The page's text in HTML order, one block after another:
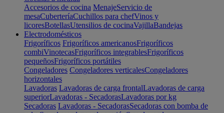
Accesorios de cocina MenajeServicio de
mesaCuberteríaCuchillos para chefVinos y
licoresBotellasUtensilios de cocinaVajillaBandejas
Electrodomésticos
Frigoríficos Frigoríficos americanosFrigoríficos
combiVinotecasFrigoríficos integrablesFrigoríficos
pequeñosFrigoríficos portátiles
Congeladores Congeladores verticalesCongeladores
horizontales
Lavadoras Lavadoras de carga frontalLavadoras de carga
superiorLavadoras - SecadorasLavadoras por kg
Secadoras Lavadoras - SecadorasSecadoras con bomba de